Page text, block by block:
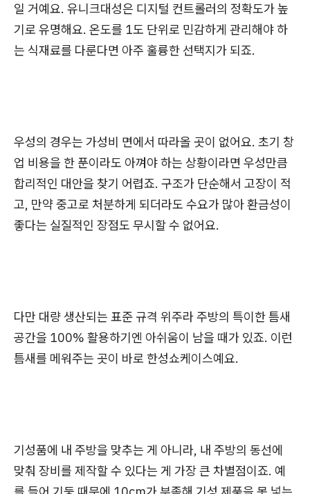
일 거예요. 유니크대성은 디지털 컨트롤러의 정확도가 높
기로 유명해요. 온도를 1도 단위로 민감하게 관리해야 하
는 식재료를 다룬다면 아주 훌륭한 선택지가 되죠.
우성의 경우는 가성비 면에서 따라올 곳이 없어요. 초기 창
업 비용을 한 푼이라도 아껴야 하는 상황이라면 우성만큼
합리적인 대안을 찾기 어렵죠. 구조가 단순해서 고장이 적
고, 만약 중고로 처분하게 되더라도 수요가 많아 환금성이
좋다는 실질적인 장점도 무시할 수 없어요.
다만 대량 생산되는 표준 규격 위주라 주방의 특이한 틈새
공간을 100% 활용하기엔 아쉬움이 남을 때가 있죠. 이런
틈새를 메워주는 곳이 바로 한성쇼케이스예요.
기성품에 내 주방을 맞추는 게 아니라, 내 주방의 동선에
맞춰 장비를 제작할 수 있다는 게 가장 큰 차별점이죠. 예